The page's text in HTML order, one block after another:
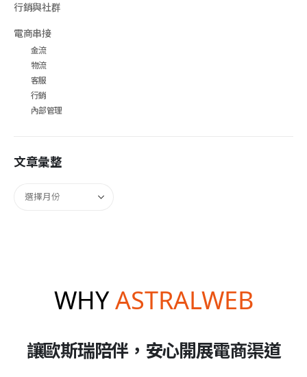
行銷與社群
電商串接
金流
物流
客服
行銷
內部管理
文章彙整
WHYASTRALWEB
讓歐斯瑞陪伴，安心開展電商渠道